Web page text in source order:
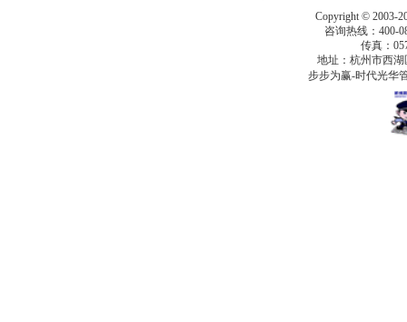
Copyright © 2003-
咨询热线：400-
传真：
地址：杭州市西
步步为赢-时代光华